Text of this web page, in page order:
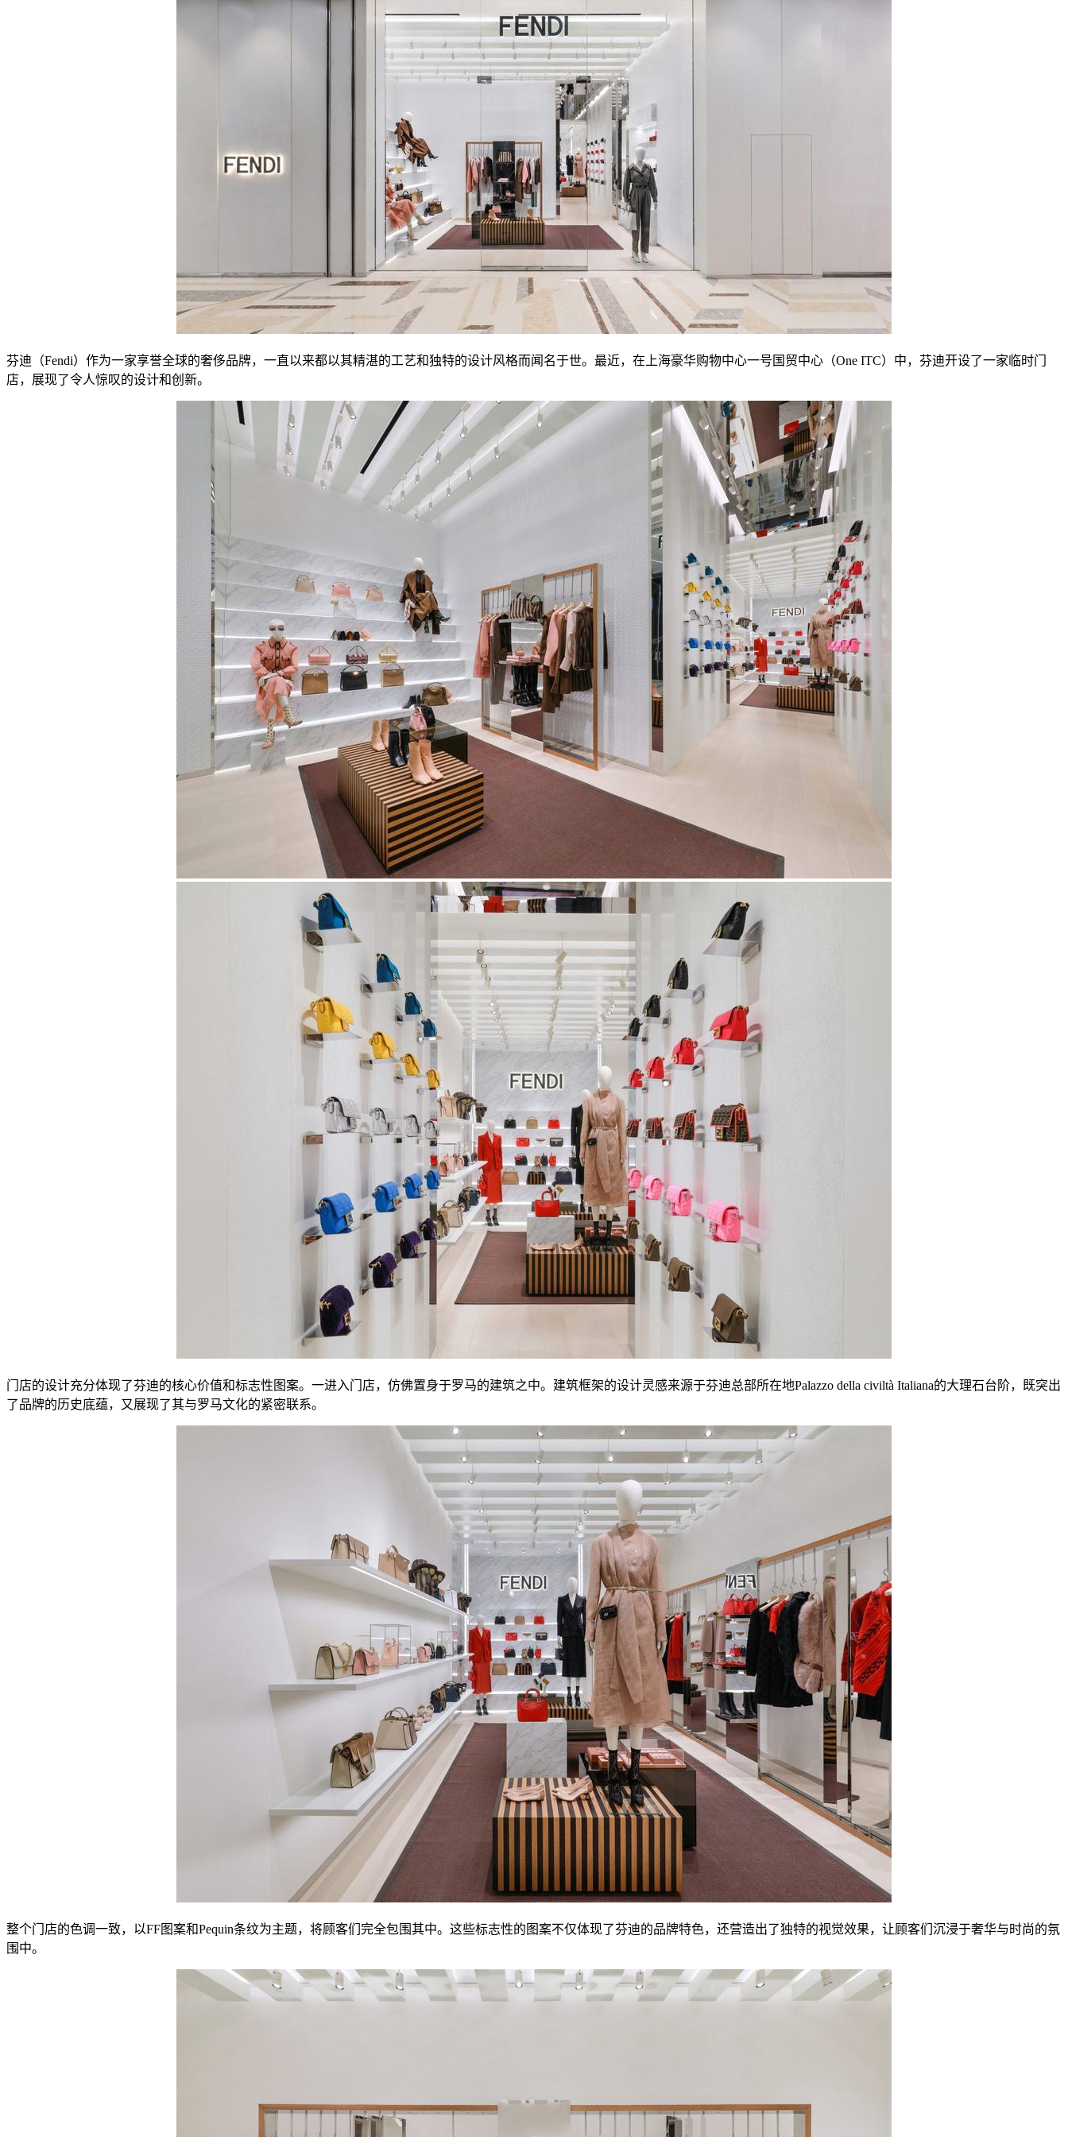
芬迪（Fendi）作为一家享誉全球的奢侈品牌，一直以来都以其精湛的工艺和独特的设计风格而闻名于世。最近，在上海豪华购物中心一号国贸中心（One ITC）中，芬迪开设了一家临时门
店，展现了令人惊叹的设计和创新。
门店的设计充分体现了芬迪的核心价值和标志性图案。一进入门店，仿佛置身于罗马的建筑之中。建筑框架的设计灵感来源于芬迪总部所在地Palazzo della civiltà Italiana的大理石台阶，既突出
了品牌的历史底蕴，又展现了其与罗马文化的紧密联系。
整个门店的色调一致，以FF图案和Pequin条纹为主题，将顾客们完全包围其中。这些标志性的图案不仅体现了芬迪的品牌特色，还营造出了独特的视觉效果，让顾客们沉浸于奢华与时尚的氛
围中。